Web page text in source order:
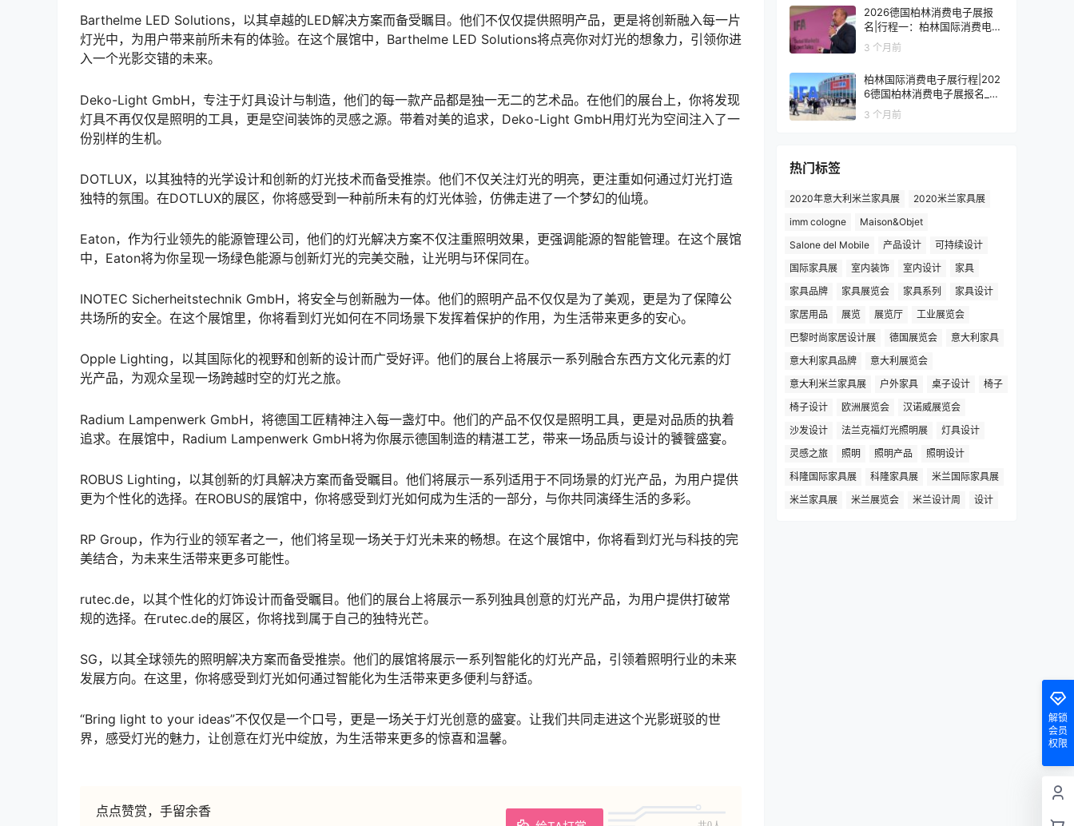
Barthelme LED Solutions，以其卓越的LED解决方案而备受瞩目。他们不仅仅提供照明产品，更是将创新融入每一片
灯光中，为用户带来前所未有的体验。在这个展馆中，Barthelme LED Solutions将点亮你对灯光的想象力，引领你进
入一个光影交错的未来。
Deko-Light GmbH，专注于灯具设计与制造，他们的每一款产品都是独一无二的艺术品。在他们的展台上，你将发现
灯具不再仅仅是照明的工具，更是空间装饰的灵感之源。带着对美的追求，Deko-Light GmbH用灯光为空间注入了一
份别样的生机。
DOTLUX，以其独特的光学设计和创新的灯光技术而备受推崇。他们不仅关注灯光的明亮，更注重如何通过灯光打造
独特的氛围。在DOTLUX的展区，你将感受到一种前所未有的灯光体验，仿佛走进了一个梦幻的仙境。
Eaton，作为行业领先的能源管理公司，他们的灯光解决方案不仅注重照明效果，更强调能源的智能管理。在这个展馆
中，Eaton将为你呈现一场绿色能源与创新灯光的完美交融，让光明与环保同在。
INOTEC Sicherheitstechnik GmbH，将安全与创新融为一体。他们的照明产品不仅仅是为了美观，更是为了保障公
共场所的安全。在这个展馆里，你将看到灯光如何在不同场景下发挥着保护的作用，为生活带来更多的安心。
Opple Lighting，以其国际化的视野和创新的设计而广受好评。他们的展台上将展示一系列融合东西方文化元素的灯
光产品，为观众呈现一场跨越时空的灯光之旅。
Radium Lampenwerk GmbH，将德国工匠精神注入每一盏灯中。他们的产品不仅仅是照明工具，更是对品质的执着
追求。在展馆中，Radium Lampenwerk GmbH将为你展示德国制造的精湛工艺，带来一场品质与设计的饕餮盛宴。
ROBUS Lighting，以其创新的灯具解决方案而备受瞩目。他们将展示一系列适用于不同场景的灯光产品，为用户提供
更为个性化的选择。在ROBUS的展馆中，你将感受到灯光如何成为生活的一部分，与你共同演绎生活的多彩。
RP Group，作为行业的领军者之一，他们将呈现一场关于灯光未来的畅想。在这个展馆中，你将看到灯光与科技的完
美结合，为未来生活带来更多可能性。
rutec.de，以其个性化的灯饰设计而备受瞩目。他们的展台上将展示一系列独具创意的灯光产品，为用户提供打破常
规的选择。在rutec.de的展区，你将找到属于自己的独特光芒。
SG，以其全球领先的照明解决方案而备受推崇。他们的展馆将展示一系列智能化的灯光产品，引领着照明行业的未来
发展方向。在这里，你将感受到灯光如何通过智能化为生活带来更多便利与舒适。
“Bring light to your ideas”不仅仅是一个口号，更是一场关于灯光创意的盛宴。让我们共同走进这个光影斑驳的世
界，感受灯光的魅力，让创意在灯光中绽放，为生活带来更多的惊喜和温馨。
点点赞赏，手留余香
2026德国柏林消费电子展报
名|行程一：柏林国际消费电子
展观展7天
3 个月前
柏林国际消费电子展行程|202
6德国柏林消费电子展报名_价
格_门票_签证
3 个月前
热门标签
2020年意大利米兰家具展
2020米兰家具展
imm cologne
Maison&Objet
Salone del Mobile
产品设计
可持续设计
国际家具展
室内装饰 室内设计
家具
家具品牌
家具展览会 家具系列
家具设计
家居用品
展览 展览厅
工业展览会
巴黎时尚家居设计展
德国展览会
意大利家具
意大利家具品牌
意大利展览会
意大利米兰家具展
户外家具 桌子设计
椅子
椅子设计
欧洲展览会
汉诺威展览会
沙发设计
法兰克福灯光照明展
灯具设计
灵感之旅
照明 照明产品
照明设计
科隆国际家具展
科隆家具展
米兰国际家具展
米兰家具展
米兰展览会 米兰设计周 设计
解锁
会员
权限